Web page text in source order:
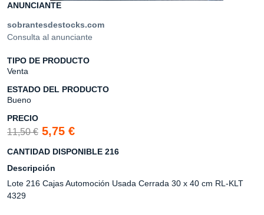
ANUNCIANTE
sobrantesdestocks.com
Consulta al anunciante
TIPO DE PRODUCTO
Venta
ESTADO DEL PRODUCTO
Bueno
PRECIO
11,50 € 5,75 €
CANTIDAD DISPONIBLE 216
Descripción
Lote 216 Cajas Automoción Usada Cerrada 30 x 40 cm RL-KLT
4329